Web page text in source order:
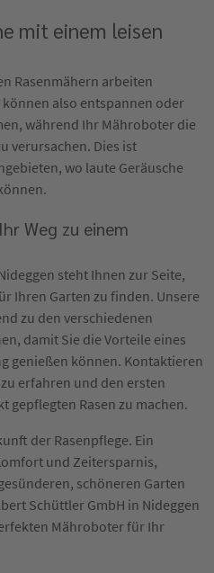
mit einem leisen
Rasenmähern arbeiten
also entspannen oder
während Ihr Mähroboter die
verursachen. Dies ist
wo laute Geräusche
Weg zu einem
steht Ihnen zur Seite,
Ihren Garten zu finden. Unsere
zu den verschiedenen
damit Sie die Vorteile eines
genießen können. Kontaktieren
erfahren und den ersten
gepflegten Rasen zu machen.
der Rasenpflege. Ein
und Zeitersparnis,
schöneren Garten
Schüttler GmbH in Nideggen
Mähroboter für Ihr